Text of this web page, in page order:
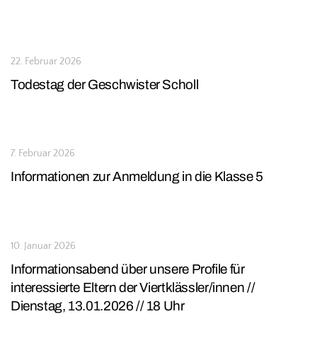
22. Februar 2026
Todestag der Geschwister Scholl
7. Februar 2026
Informationen zur Anmeldung in die Klasse 5
10. Januar 2026
Informationsabend über unsere Profile für
interessierte Eltern der Viertklässler/innen //
Dienstag, 13.01.2026 // 18 Uhr